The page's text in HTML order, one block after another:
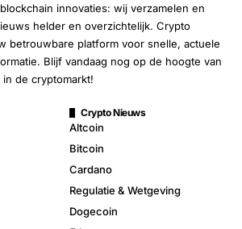
innovaties: wij verzamelen en
helder en overzichtelijk. Crypto
betrouwbare platform voor snelle, actuele
Blijf vandaag nog op de hoogte van
de cryptomarkt!
Crypto Nieuws
Altcoin
Bitcoin
Cardano
Regulatie & Wetgeving
Dogecoin